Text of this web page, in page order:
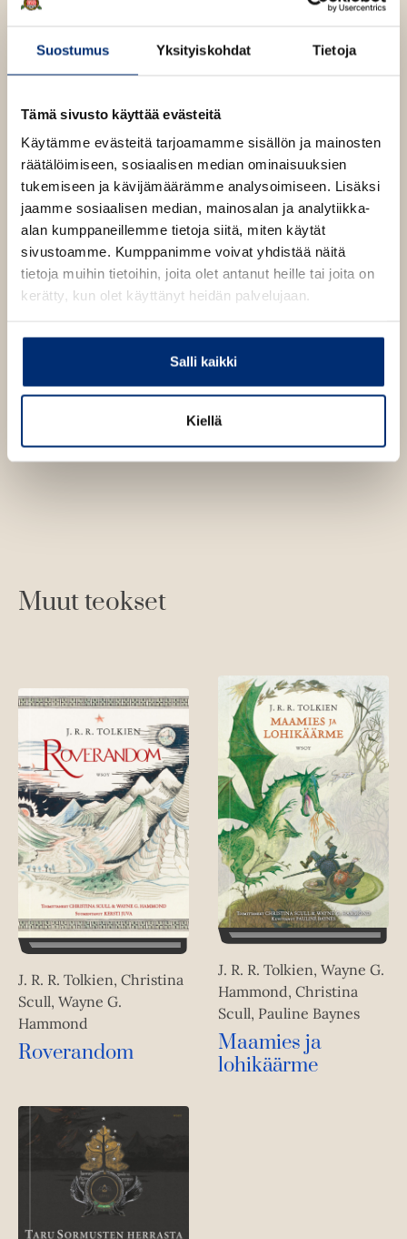
Suostumus Yksityiskohdat Tietoja
Tämä sivusto käyttää evästeitä
Käytämme evästeitä tarjoamamme sisällön ja mainosten
räätälöimiseen, sosiaalisen median ominaisuuksien
tukemiseen ja kävijämäärämme analysoimiseen. Lisäksi
jaamme sosiaalisen median, mainosalan ja analytiikka-
alan kumppaneillemme tietoja siitä, miten käytät
sivustoamme. Kumppanimme voivat yhdistää näitä
tietoja muihin tietoihin, joita olet antanut heille tai joita on
kerätty, kun olet käyttänyt heidän palvelujaan.
Salli kaikki
Kiellä
apulaiskirjastonhoitaja Williamstownissa,
Massachusettsissa. Hänen puolisonsaChristina Scull
on toiminut Lontoon Sir John Soanen museon
kirjastonhoitajana ja toimittaa The Tolkien Collector -
lehteä. Heidän monista Tolkien-aiheisista kirjoistaan
on suomennettuHobitti Tolkienin silmin(WSOY 2012)
jaTaru Sormusten herrasta Tolkienin silmin(WSOY
2015). Pariskunta on myös toimittanut Tolkienin
postuumisti julkaistun sadunRoverandom(WSOY
hakemiston.
Muut teokset
J. R. R. Tolkien, Christina
Scull, Wayne G.
Hammond
Roverandom
J. R. R. Tolkien, Wayne G.
Hammond, Christina
Scull, Pauline Baynes
Maamies ja
lohikäärme